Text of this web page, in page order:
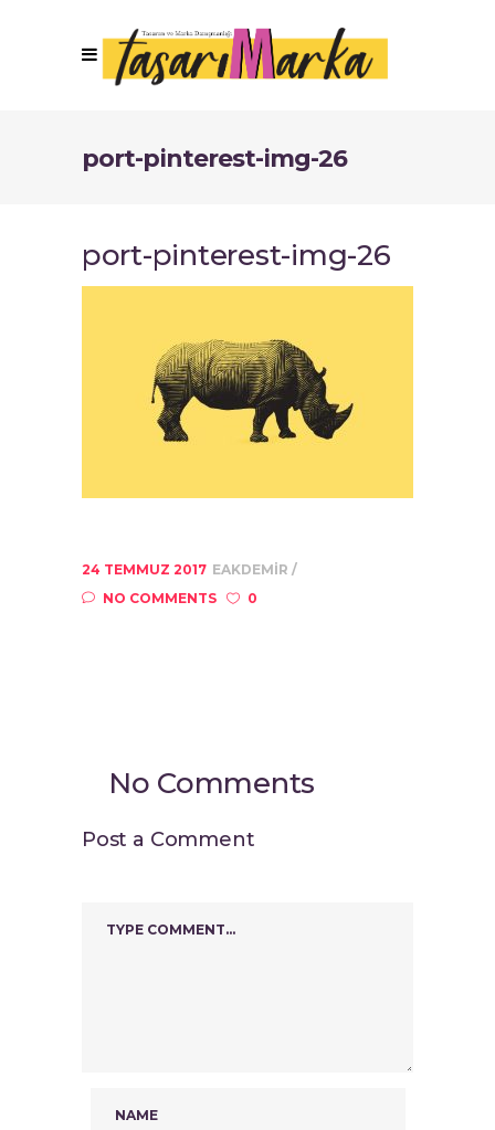
port-pinterest-img-26
port-pinterest-img-26
24 TEMMUZ 2017 EAKDEMIR
NO COMMENTS
0
No Comments
Post a Comment